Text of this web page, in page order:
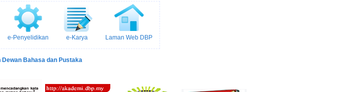
e-Penyelidikan e-Karya Laman Web DBP
Dewan Bahasa dan Pustaka